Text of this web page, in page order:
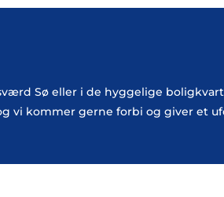
Sø eller i de hyggelige
vi kommer gerne forbi og giver et